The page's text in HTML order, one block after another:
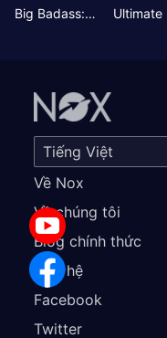
Big Badass: Game AFK Idle RPG
Về Nox
Về chúng tôi
Blog chính thức
Liên hệ
Facebook
Twitter